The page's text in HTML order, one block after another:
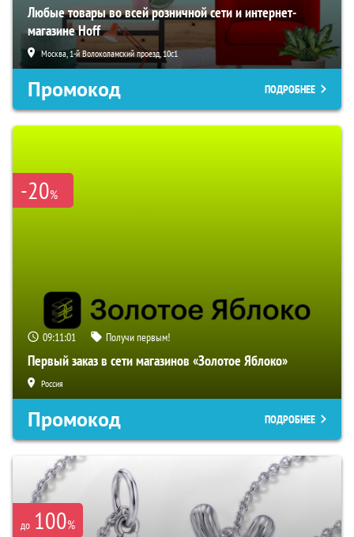
Любые товары во всей розничной сети и интернет-
магазине Hoff
Москва, 1-й Волоколамский проезд, 10с1
Промокод ПОДРОБНЕЕ
-20%
09:11:00 Получи первым!
Первый заказ в сети магазинов «Золотое Яблоко»
Россия
Промокод ПОДРОБНЕЕ
до 100%